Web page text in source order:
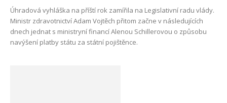
Úhradová vyhláška na příští rok zamířila na Legislativní radu vlády.
Ministr zdravotnictví Adam Vojtěch přitom začne v následujících
dnech jednat s ministryní financí Alenou Schillerovou o způsobu
navýšení platby státu za státní pojištěnce.